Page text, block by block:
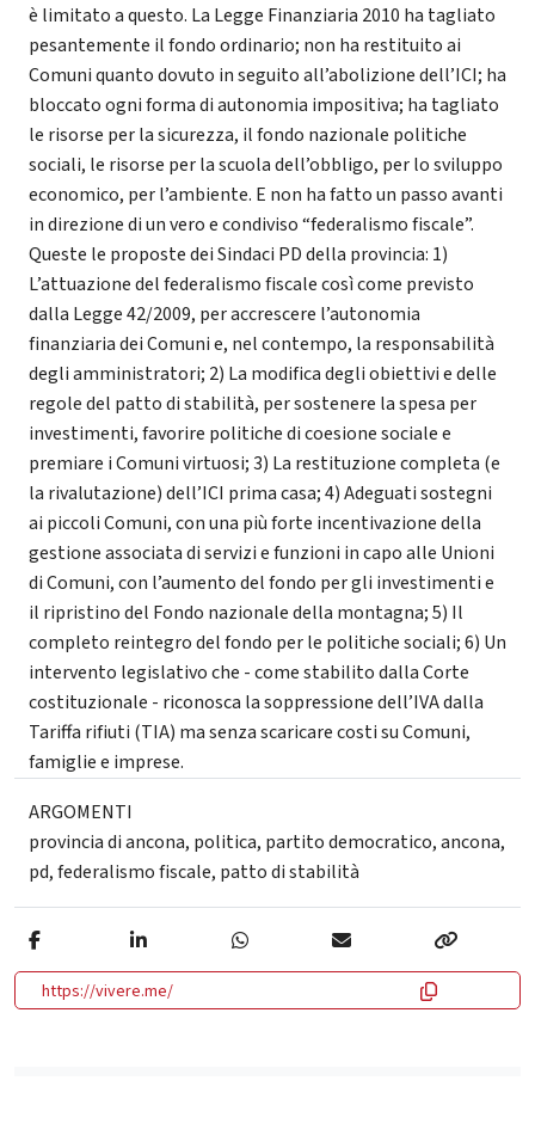
è limitato a questo. La Legge Finanziaria 2010 ha tagliato
pesantemente il fondo ordinario; non ha restituito ai
Comuni quanto dovuto in seguito all’abolizione dell’ICI; ha
bloccato ogni forma di autonomia impositiva; ha tagliato
le risorse per la sicurezza, il fondo nazionale politiche
sociali, le risorse per la scuola dell’obbligo, per lo sviluppo
economico, per l’ambiente. E non ha fatto un passo avanti
in direzione di un vero e condiviso “federalismo fiscale”.
Queste le proposte dei Sindaci PD della provincia: 1)
L’attuazione del federalismo fiscale così come previsto
dalla Legge 42/2009, per accrescere l’autonomia
finanziaria dei Comuni e, nel contempo, la responsabilità
degli amministratori; 2) La modifica degli obiettivi e delle
regole del patto di stabilità, per sostenere la spesa per
investimenti, favorire politiche di coesione sociale e
premiare i Comuni virtuosi; 3) La restituzione completa (e
la rivalutazione) dell’ICI prima casa; 4) Adeguati sostegni
ai piccoli Comuni, con una più forte incentivazione della
gestione associata di servizi e funzioni in capo alle Unioni
di Comuni, con l’aumento del fondo per gli investimenti e
il ripristino del Fondo nazionale della montagna; 5) Il
completo reintegro del fondo per le politiche sociali; 6) Un
intervento legislativo che - come stabilito dalla Corte
costituzionale - riconosca la soppressione dell’IVA dalla
Tariffa rifiuti (TIA) ma senza scaricare costi su Comuni,
famiglie e imprese.
ARGOMENTI
provincia di ancona, politica, partito democratico,ancona,
pd,federalismo fiscale, patto di stabilità
https://vivere.me/